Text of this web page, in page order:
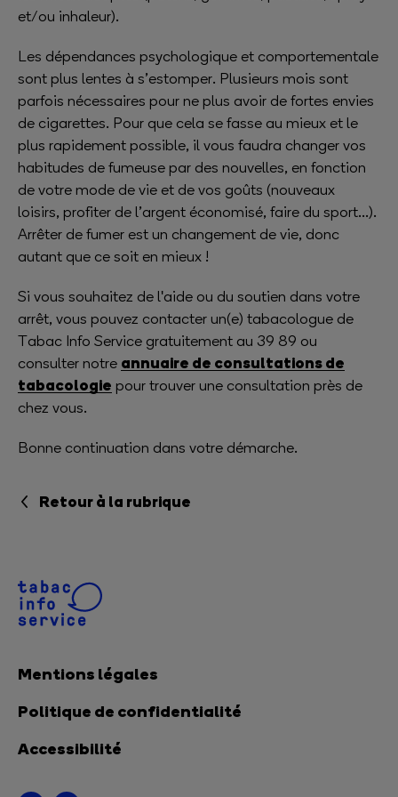
et/ou inhaleur).
Les dépendances psychologique et comportementale
sont plus lentes à s’estomper. Plusieurs mois sont
parfois nécessaires pour ne plus avoir de fortes envies
de cigarettes. Pour que cela se fasse au mieux et le
plus rapidement possible, il vous faudra changer vos
habitudes de fumeuse par des nouvelles, en fonction
de votre mode de vie et de vos goûts (nouveaux
loisirs, profiter de l’argent économisé, faire du sport…).
Arrêter de fumer est un changement de vie, donc
autant que ce soit en mieux !
Si vous souhaitez de l'aide ou du soutien dans votre
arrêt, vous pouvez contacter un(e) tabacologue de
Tabac Info Service gratuitement au 39 89 ou
consulter notre annuaire de consultations de
tabacologie pour trouver une consultation près de
chez vous.
Bonne continuation dans votre démarche.
Retour à la rubrique
Mentions légales
Politique de confidentialité
Accessibilité